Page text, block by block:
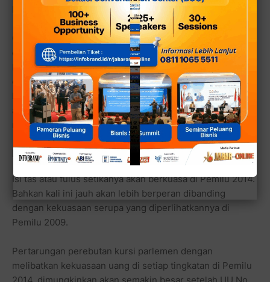
harus dihukum secara politik meski menawarkan materi.
Caleg yang lolos dan menjadi DCT (daftar caleg tetap)
oleh KPU berarti lolos seleksi administratif. Namun,
bukan berarti lolos norma moral sesuai rekam jejaknya
dan layak dipilih. Untuk itu dalam Pileg (pemilihan
legislatif) masyarakat juga teliti dalam memilih. Bukan
atas dasar petimbangan materi, harus kritis memilih wakil
rakyat berdasarkan kompetensi dan kapabilitas.
POLITIK ‘ISI TAS’
Isi tas atau fulus setikanya akan berkuasa di Pemilu 2014.
Bahkan kali ini jauh akan lebih berperan dibanding
dengan kekuasaan serupa yang diperlihatkannya di
Pemilu 2009.
Pertarungan perebutan kursi parlemen dengan
melibatkan kekuasaan uang di setiap tingkatan di Pemilu